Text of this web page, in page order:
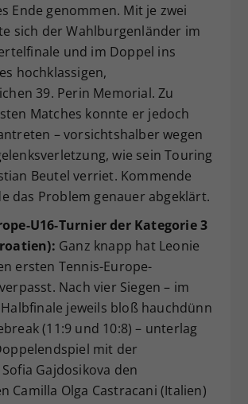
Ende genommen. Mit je zwei
sich der Wahlburgenländer im
und im Doppel ins
hochklassigen,
39. Perin Memorial. Zu
Matches konnte er jedoch
– vorsichtshalber wegen
wie sein Touring
Beutel verriet. Kommende
das Problem genauer abgeklärt.
U16-Turnier der Kategorie 3
Ganz knapp hat Leonie
ersten Tennis-Europe-
Nach vier Siegen – im
jeweils bloß hauchdünn
(11:9 und 10:8) – unterlag
mit der
Gajdosikova den
Camilla Olga Castracani (Italien)